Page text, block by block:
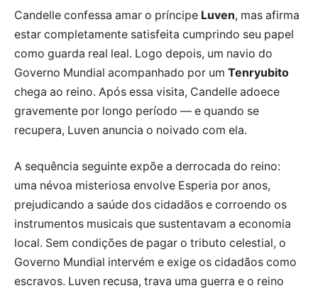
Candelle confessa amar o príncipe Luven, mas afirma
estar completamente satisfeita cumprindo seu papel
como guarda real leal. Logo depois, um navio do
Governo Mundial acompanhado por um Tenryubito
chega ao reino. Após essa visita, Candelle adoece
gravemente por longo período — e quando se
recupera, Luven anuncia o noivado com ela.
A sequência seguinte expõe a derrocada do reino:
uma névoa misteriosa envolve Esperia por anos,
prejudicando a saúde dos cidadãos e corroendo os
instrumentos musicais que sustentavam a economia
local. Sem condições de pagar o tributo celestial, o
Governo Mundial intervém e exige os cidadãos como
escravos. Luven recusa, trava uma guerra e o reino